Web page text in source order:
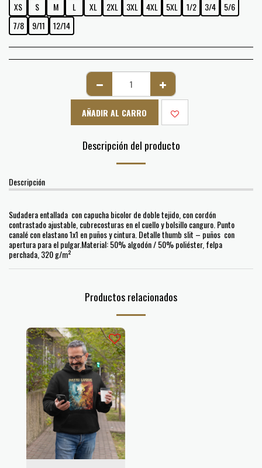
XS
S M L XL 2XL 3XL 4XL 5XL 1/2 3/4
5/6
7/8
9/11 12/14
AÑADIR AL CARRO
Descripción del producto
Descripción
Sudadera entallada con capucha bicolor de doble tejido, con cordón
contrastado ajustable, cubrecosturas en el cuello y bolsillo canguro. Punto
canalé con elastano 1x1 en puños y cintura. Detalle thumb slit – puños con
apertura para el pulgar.Material: 50% algodón / 50% poliéster, felpa
perchada, 320 g/m²
Productos relacionados